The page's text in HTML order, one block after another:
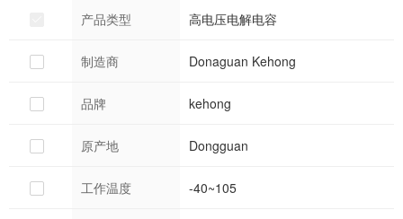
产品类型 高电压电解电容
制造商 Donaguan Kehong
品牌 kehong
原产地 Dongguan
工作温度 -40~105